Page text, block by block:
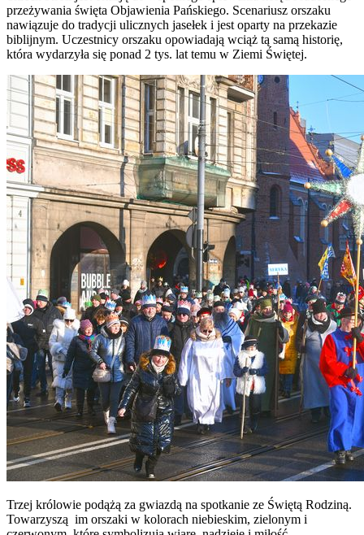
przeżywania święta Objawienia Pańskiego. Scenariusz orszaku
nawiązuje do tradycji ulicznych jasełek i jest oparty na przekazie
biblijnym. Uczestnicy orszaku opowiadają wciąż tą samą historię,
która wydarzyła się ponad 2 tys. lat temu w Ziemi Świętej.
Trzej królowie podążą za gwiazdą na spotkanie ze Świętą Rodziną.
Towarzyszą im orszaki w kolorach niebieskim, zielonym i